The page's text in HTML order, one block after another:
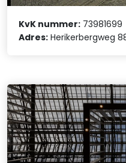
KvK nummer: 73981699
Adres: Herikerbergweg